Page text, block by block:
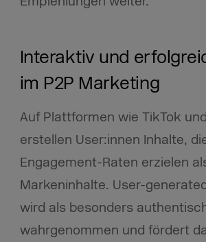
Interaktiv und
im P2P Marketing
Auf Plattformen wie TikTok
erstellen User:innen Inhalte,
Engagement-Raten erzielen
Markeninhalte. User-
wird als besonders
wahrgenommen und fördert